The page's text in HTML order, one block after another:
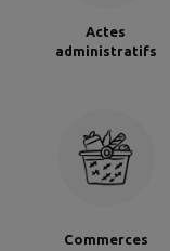
Actes
administratifs
Commerces